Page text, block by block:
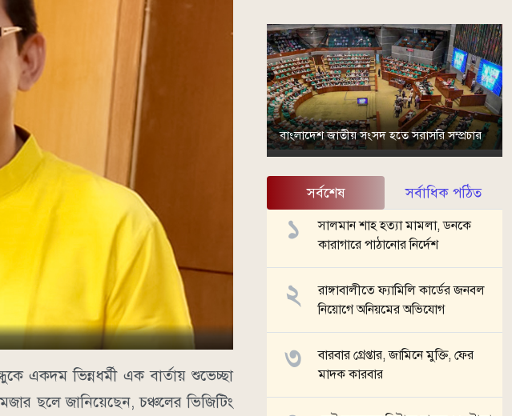
একদম ভিন্নধর্মী এক বার্তায় শুভেচ্ছা
ছলে জানিয়েছেন, চঞ্চলের ভিজিটিং
বাংলাদেশ জাতীয় সংসদ হতে সরাসরি সম্প্রচার
সর্বশেষ সর্বাধিক পঠিত
সালমান শাহ হত্যা মামলা, ডনকে
কারাগারে পাঠানোর নির্দেশ
রাঙ্গাবালীতে ফ্যামিলি কার্ডের জনবল
নিয়োগে অনিয়মের অভিযোগ
বারবার গ্রেপ্তার, জামিনে মুক্তি, ফের
মাদক কারবার